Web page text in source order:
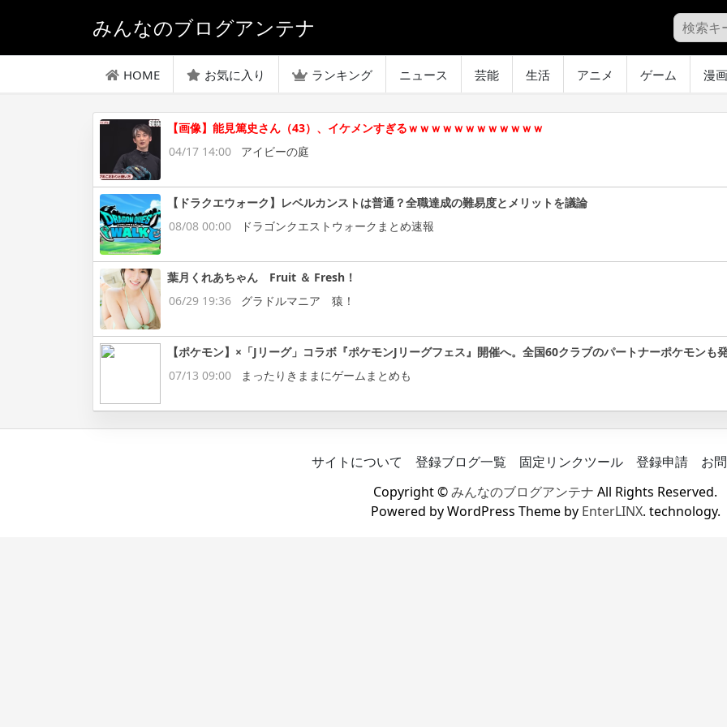
みんなのブログアンテナ
HOME お気に入り ランキング ニュース 芸能 生活 アニメ ゲーム 漫画
【画像】能見篤史さん（43）、イケメンすぎるｗｗｗｗｗｗｗｗｗｗｗｗ
04/17 14:00
アイビーの庭
【ドラクエウォーク】レベルカンストは普通？全職達成の難易度とメリットを議論
08/08 00:00
ドラゴンクエストウォークまとめ速報
葉月くれあちゃん Fruit ＆ Fresh！
06/29 19:36
グラドルマニア 猿！
【ポケモン】×「Jリーグ」コラボ『ポケモンJリーグフェス』開催へ。全国60クラブのパートナーポケモンも
07/13 09:00
まったりきままにゲームまとめも
サイトについて 登録ブログ一覧 固定リンクツール 登録申請
お
Copyright ©みんなのブログアンテナ All Rights Reserved.
Powered by WordPress Theme by EnterLINX. technology.